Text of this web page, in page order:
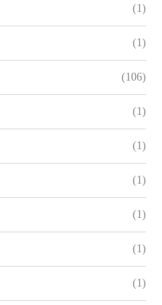
(1)
(1)
(106)
(1)
(1)
(1)
(1)
(1)
(1)